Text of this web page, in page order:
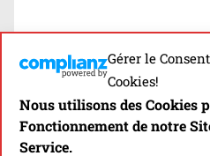
Gérer le
Cookies!
Nous utilisons des Cookies
Fonctionnement de notre
Service.
La 1ère